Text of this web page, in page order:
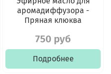
аромадиффузора -
Пряная клюква
750 руб
Подробнее